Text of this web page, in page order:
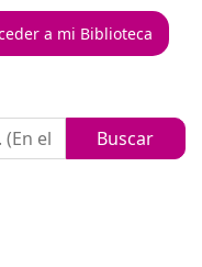
a mi Biblioteca